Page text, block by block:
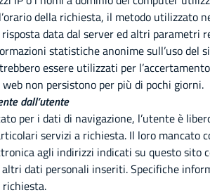
della richiesta, il metodo utilizzato
data dal server ed altri parametri
statistiche anonime sull’uso
essere utilizzati per
non persistono per più di pochi giorni.
dall’utente
per i dati di navigazione, l’utente è
servizi a richiesta. Il loro mancato
agli indirizzi indicati su questo sito
dati personali inseriti. Specifiche